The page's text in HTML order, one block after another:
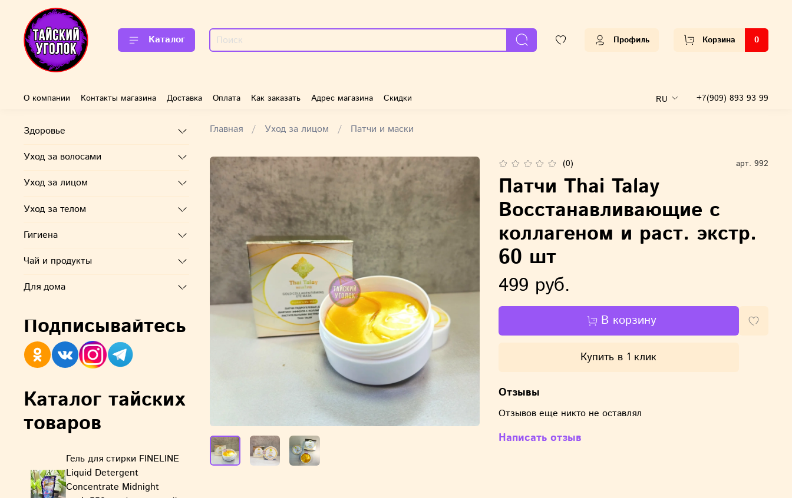
Каталог Профиль Корзина 0
О компании Контакты магазина Доставка Оплата Как заказать Адрес магазина Скидки RU +7(909) 893 93 99
Главная Уход за лицом Патчи и маски
(0) арт. 992
Патчи Thai Talay
Восстанавливающие с
коллагеном и раст. экстр.
60 шт
499 руб.
В корзину
Купить в 1 клик
Отзывы
Отзывов еще никто не оставлял
Написать отзыв
Здоровье
Уход за волосами
Уход за лицом
Уход за телом
Гигиена
Чай и продукты
Для дома
Подписывайтесь
Каталог тайских
товаров
Гель для стирки FINELINE
Liquid Detergent
Concentrate Midnight